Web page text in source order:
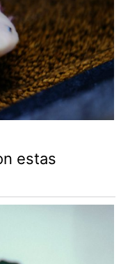
estas